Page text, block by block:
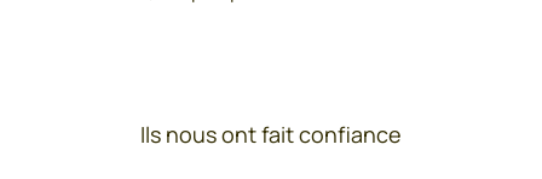
Ils nous ont fait confiance